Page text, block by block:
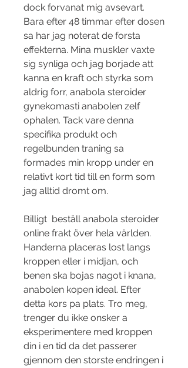
dock forvanat mig avsevart.
Bara efter 48 timmar efter dosen
sa har jag noterat de forsta
effekterna. Mina muskler vaxte
sig synliga och jag borjade att
kanna en kraft och styrka som
aldrig forr, anabola steroider
gynekomasti anabolen zelf
ophalen. Tack vare denna
specifika produkt och
regelbunden traning sa
formades min kropp under en
relativt kort tid till en form som
jag alltid dromt om.
Billigt  beställ anabola steroider
online frakt över hela världen.
Handerna placeras lost langs
kroppen eller i midjan, och
benen ska bojas nagot i knana,
anabolen kopen ideal. Efter
detta kors pa plats. Tro meg,
trenger du ikke onsker a
eksperimentere med kroppen
din i en tid da det passerer
gjennom den storste endringen i